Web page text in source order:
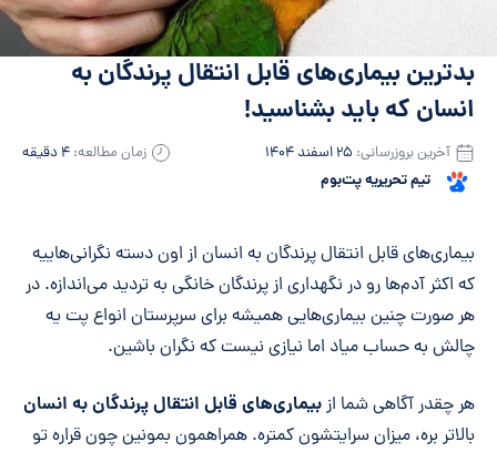
بدترین بیماری‌های قابل انتقال پرندگان به
انسان که باید بشناسید!
تیم تحریریه پت‌بوم
آخرین بروزرسانی: ۲۵ اسفند ۱۴۰۴ زمان مطالعه: ۴ دقیقه
خلاصه مقاله
بیماری‌های قابل انتقال پرندگان به انسان از اون دسته نگرانی‌هاییه
که اکثر آدم‌ها رو در نگهداری از پرندگان خانگی به تردید می‌اندازه. در
هر صورت چنین بیماری‌هایی همیشه برای سرپرستان انواع پت یه
چالش به حساب میاد اما نیازی نیست که نگران باشین.
هر چقدر آگاهی شما ازبیماری‌های قابل انتقال پرندگان به انسان
بالاتر بره، میزان سرایتشون کمتره. همراهمون بمونین چون قراره تو